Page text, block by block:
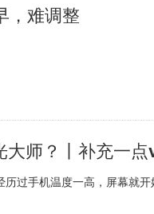
，难调整
师？丨补充一
过手机温度一高，屏幕就